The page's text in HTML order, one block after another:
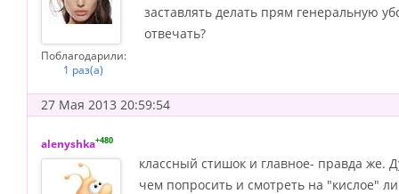
Поблагодарили:
1 раз(а)
заставлять делать прям генеральную
отвечать?
27 Мая 2013 20:59:54
alenyshka+480
классный стишок и главное- правда же.
чем попросить и смотреть на "кислое"